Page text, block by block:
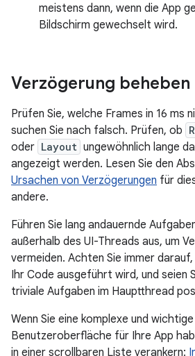
meistens dann, wenn die App
Bildschirm gewechselt wird.
Verzögerung beheben
Prüfen Sie, welche Frames in 16 ms
suchen Sie nach falsch. Prüfen, ob
oder Layout ungewöhnlich lange
angezeigt werden. Lesen Sie den
Ursachen von Verzögerungen für
andere.
Führen Sie lang andauernde
außerhalb des UI-Threads aus, um
vermeiden. Achten Sie immer
Ihr Code ausgeführt wird, und seien
triviale Aufgaben im Hauptthread
Wenn Sie eine komplexe und
Benutzeroberfläche für Ihre App
in einer scrollbaren Liste verankern: